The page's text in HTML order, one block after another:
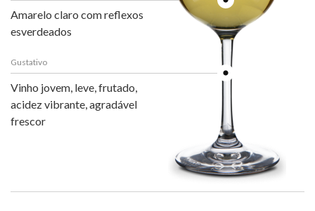
Amarelo claro com reflexos
esverdeados
Gustativo
Vinho jovem, leve, frutado,
acidez vibrante, agradável
frescor